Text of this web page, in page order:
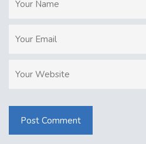
Post Comment